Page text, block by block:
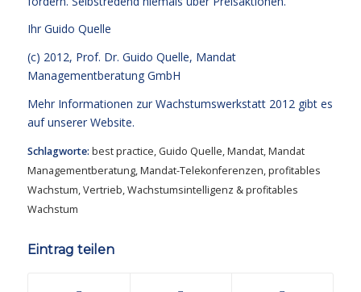
Ihr Guido Quelle
(c) 2012, Prof. Dr. Guido Quelle, Mandat
Managementberatung GmbH
Mehr Informationen zur Wachstumswerkstatt 2012 gibt es
auf unserer Website.
Schlagworte: best practice, Guido Quelle,Mandat,Mandat
Managementberatung,Mandat-Telekonferenzen,profitables
Wachstum,Vertrieb,Wachstumsintelligenz & profitables
Wachstum
Eintrag teilen